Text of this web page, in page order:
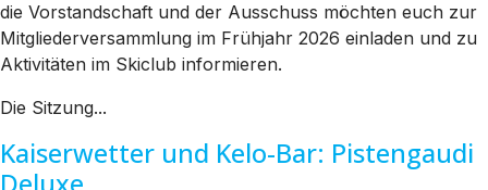
die Vorstandschaft und der Ausschuss möchten euch zur
Mitgliederversammlung im Frühjahr 2026 einladen und zu
Aktivitäten im Skiclub informieren.
Die Sitzung...
Kaiserwetter und Kelo-Bar: Pistengaudi